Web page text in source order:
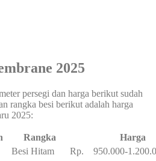
2025
persegi dan harga berikut sudah
rangka besi berikut adalah harga
2025:
Rangka
Harga
Besi Hitam
Rp. 950.000-